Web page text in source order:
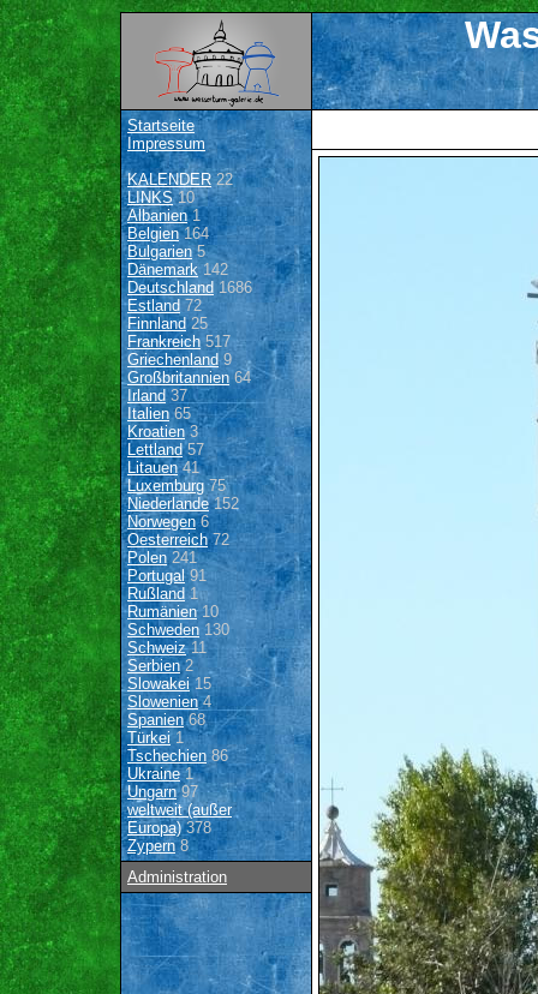
Startseite
Impressum
KALENDER22
LINKS10
Albanien1
Belgien164
Bulgarien 5
Dänemark142
Deutschland 1686
Estland 72
Finnland 25
Frankreich517
Griechenland9
Großbritannien64
Irland 37
Italien65
Kroatien3
Lettland57
Litauen41
Luxemburg 75
Niederlande152
Norwegen6
Oesterreich72
Polen 241
Portugal91
Rußland 1
Rumänien10
Schweden 130
Schweiz11
Serbien2
Slowakei15
Slowenien4
Spanien68
Türkei1
Tschechien 86
Ukraine1
Ungarn97
weltweit (außer
Europa)378
Zypern8
Administration